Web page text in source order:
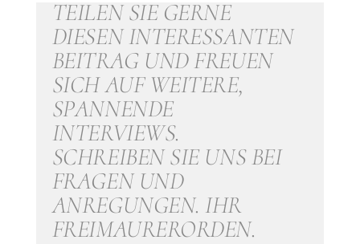
TEILEN SIE GERNE
DIESEN INTERESSANTEN
BEITRAG UND FREUEN
SICH AUF WEITERE,
SPANNENDE
INTERVIEWS.
SCHREIBEN SIE UNS BEI
FRAGEN UND
ANREGUNGEN. IHR
FREIMAURERORDEN.